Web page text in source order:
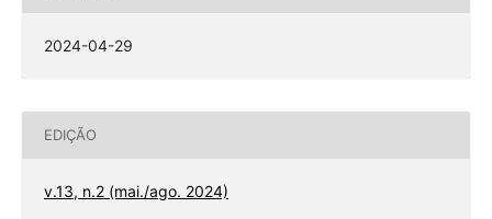
2024-04-29
EDIÇÃO
v.13, n.2 (mai./ago. 2024)